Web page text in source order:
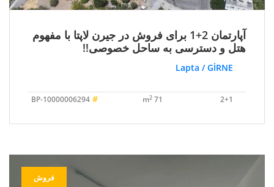
آپارتمان 2+1 برای فروش در جیرن لاپتا با مفهوم
هتل و دسترسی به ساحل خصوصی!!
2+1
71 m
2
#
BP-10000006294
فروش